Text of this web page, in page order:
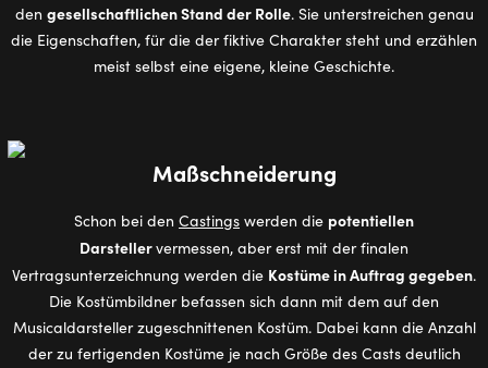
den gesellschaftlichen Stand der Rolle. Sie unterstreichen genau
die Eigenschaften, für die der fiktive Charakter steht und erzählen
meist selbst eine eigene, kleine Geschichte.
Maßschneiderung
Schon bei den Castings werden die potentiellen
Darstellervermessen, aber erst mit der finalen
Vertragsunterzeichnung werden die Kostüme in Auftrag gegeben.
Die Kostümbildner befassen sich dann mit dem auf den
Musicaldarsteller zugeschnittenen Kostüm. Dabei kann die Anzahl
der zu fertigenden Kostüme je nach Größe des Casts deutlich